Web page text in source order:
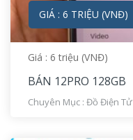
GIÁ : 6 TRIỆU (VNĐ)
Giá : 6 triệu (VNĐ)
BÁN 12PRO 128GB
Chuyên Mục : Đồ Điện Tử